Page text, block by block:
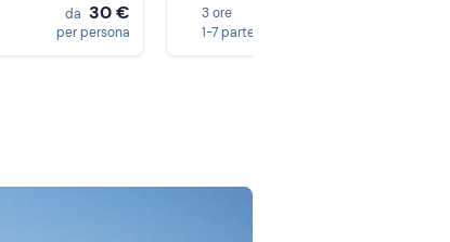
da 30 €
per persona
3 ore
1-7 partecipanti